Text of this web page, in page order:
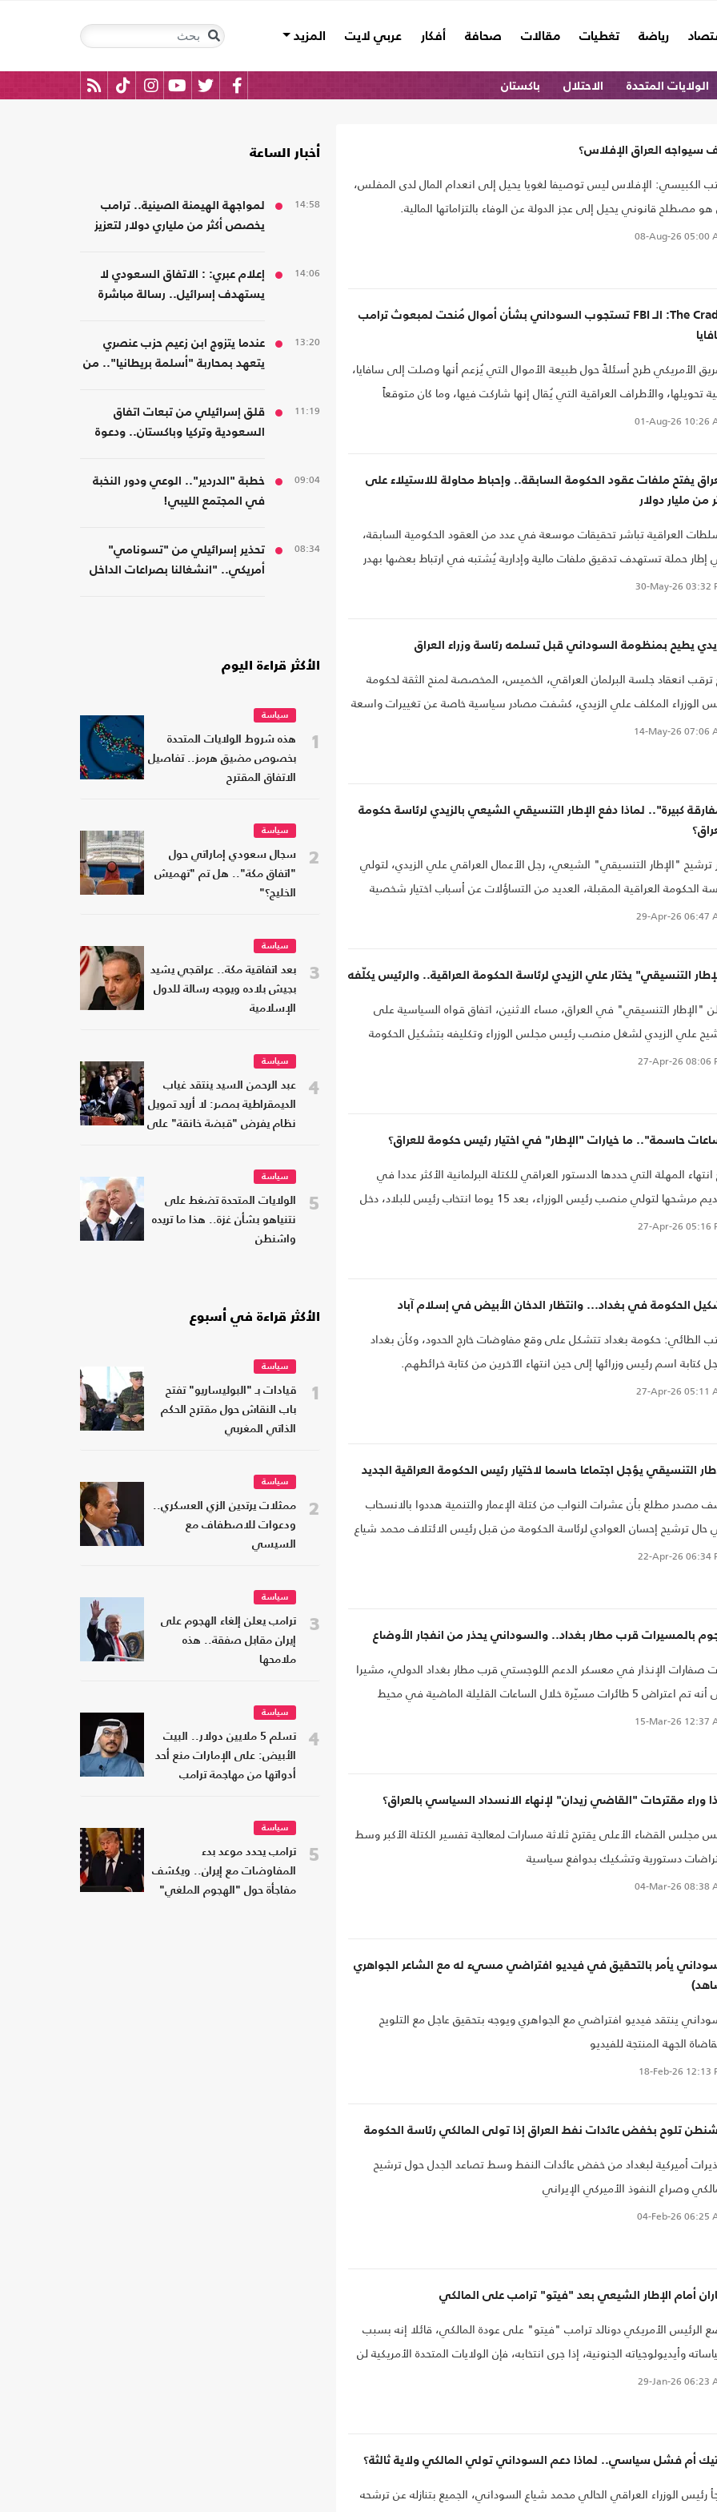
رياضة تغطيات مقالات صحافة أفكار عربي لايت المزيد
الولايات المتحدة الاحتلال باكستان
سيواجه العراق الإفلاس؟
يكتب الكبيسي: الإفلاس ليس توصيفا لغويا يحيل إلى انعدام المال لدى المفلس،
مصطلح قانوني يحيل إلى عجز الدولة عن الوفاء بالتزاماتها المالية.
08-Aug-26 05:00
The Cradle: الـ FBI تستجوب السوداني بشأن أموال مُنحت لمبعوث ترامب
الأمريكي طرح أسئلةً حول طبيعة الأموال التي يُزعم أنها وصلت إلى سافايا،
تحويلها، والأطراف العراقية التي يُقال إنها شاركت فيها، وما كان متوقعاً
عليه مقابل ذلك.
01-Aug-26 10:26
يفتح ملفات عقود الحكومة السابقة.. وإحباط محاولة للاستيلاء على
من مليار دولار
العراقية تباشر تحقيقات موسعة في عدد من العقود الحكومية السابقة،
إطار حملة تستهدف تدقيق ملفات مالية وإدارية يُشتبه في ارتباط بعضها بهدر
العام.30-May-26 03:32
يطيح بمنظومة السوداني قبل تسلمه رئاسة وزراء العراق
انعقاد جلسة البرلمان العراقي، الخميس، المخصصة لمنح الثقة لحكومة
الوزراء المكلف علي الزيدي، كشفت مصادر سياسية خاصة عن تغييرات واسعة
الأخير حتى قبل جلوسه على كرسي الموقع التنفيذي الأول بالعراق.
14-May-26 07:06
كبيرة".. لماذا دفع الإطار التنسيقي الشيعي بالزيدي لرئاسة حكومة
ترشيح "الإطار التنسيقي" الشيعي، رجل الأعمال العراقي علي الزيدي، لتولي
الحكومة العراقية المقبلة، العديد من التساؤلات عن أسباب اختيار شخصية
لها خبرة بالعمل السياسي في ظل ظروف سياسية وعسكرية بالغة الحساسية
29-Apr-26 06:47
التنسيقي" يختار علي الزيدي لرئاسة الحكومة العراقية.. والرئيس يكلّفه
"الإطار التنسيقي" في العراق، مساء الاثنين، اتفاق قواه السياسية على
علي الزيدي لشغل منصب رئيس مجلس الوزراء وتكليفه بتشكيل الحكومة
27-Apr-26 08:06
حاسمة".. ما خيارات "الإطار" في اختيار رئيس حكومة للعراق؟
المهلة التي حددها الدستور العراقي للكتلة البرلمانية الأكثر عددا في
تقديم مرشحها لتولي منصب رئيس الوزراء، بعد 15 يوما انتخاب رئيس للبلاد، دخل
في فراغ دستوري.
27-Apr-26 05:16
الحكومة في بغداد… وانتظار الدخان الأبيض في إسلام آباد
الطائي: حكومة بغداد تتشكل على وقع مفاوضات خارج الحدود، وكأن بغداد
كتابة اسم رئيس وزرائها إلى حين انتهاء الآخرين من كتابة خرائطهم.
27-Apr-26 05:11
التنسيقي يؤجل اجتماعا حاسما لاختيار رئيس الحكومة العراقية الجديد
مصدر مطلع بأن عشرات النواب من كتلة الإعمار والتنمية هددوا بالانسحاب
حال ترشيح إحسان العوادي لرئاسة الحكومة من قبل رئيس الائتلاف محمد شياع
22-Apr-26 06:34
بالمسيرات قرب مطار بغداد.. والسوداني يحذر من انفجار الأوضاع
صفارات الإنذار في معسكر الدعم اللوجستي قرب مطار بغداد الدولي، مشيرا
إلى أنه تم اعتراض 5 طائرات مسيّرة خلال الساعات القليلة الماضية في محيط
ذاته.15-Mar-26 12:37
وراء مقترحات "القاضي زيدان" لإنهاء الانسداد السياسي بالعراق؟
مجلس القضاء الأعلى يقترح ثلاثة مسارات لمعالجة تفسير الكتلة الأكبر وسط
دستورية وتشكيك بدوافع سياسية
04-Mar-26 08:38
يأمر بالتحقيق في فيديو افتراضي مسيء له مع الشاعر الجواهري
ينتقد فيديو افتراضي مع الجواهري ويوجه بتحقيق عاجل مع التلويح
الجهة المنتجة للفيديو
18-Feb-26 12:13
تلوح بخفض عائدات نفط العراق إذا تولى المالكي رئاسة الحكومة
أميركية لبغداد من خفض عائدات النفط وسط تصاعد الجدل حول ترشيح
وصراع النفوذ الأميركي الإيراني
04-Feb-26 06:25
أمام الإطار الشيعي بعد "فيتو" ترامب على المالكي
الرئيس الأمريكي دونالد ترامب "فيتو" على عودة المالكي، قائلا إنه بسبب
وأيديولوجياته الجنونية، إذا جرى انتخابه، فإن الولايات المتحدة الأمريكية لن
لمساعدة العراق، وإذا لم نكن هناك لتقديم المساعدة، فلن تكون أمام العراق
29-Jan-26 06:23
أم فشل سياسي.. لماذا دعم السوداني تولي المالكي ولاية ثالثة؟
رئيس الوزراء العراقي الحالي محمد شياع السوداني، الجميع بتنازله عن ترشحه
أخبار الساعة
14:58
لمواجهة الهيمنة الصينية.. ترامب
يخصص أكثر من ملياري دولار لتعزيز
14:06
إعلام عبري: : الاتفاق السعودي لا
يستهدف إسرائيل.. رسالة مباشرة
13:20
عندما يتزوج ابن زعيم حزب عنصري
يتعهد بمحاربة "أسلمة بريطانيا".. من
11:19
قلق إسرائيلي من تبعات اتفاق
السعودية وتركيا وباكستان.. ودعوة
09:04
خطبة "الدردير".. الوعي ودور النخبة
في المجتمع الليبي!
08:34
تحذير إسرائيلي من "تسونامي"
أمريكي.. "انشغالنا بصراعات الداخل
الأكثر قراءة اليوم
1
سياسة
هذه شروط الولايات المتحدة
بخصوص مضيق هرمز.. تفاصيل
الاتفاق المقترح
2
سياسة
سجال سعودي إماراتي حول
"اتفاق مكة".. هل تم "تهميش
الخليج؟"
3
سياسة
بعد اتفاقية مكة.. عراقجي يشيد
بجيش بلاده ويوجه رسالة للدول
الإسلامية
4
سياسة
عبد الرحمن السيد ينتقد غياب
الديمقراطية بمصر: لا أريد تمويل
نظام يفرض "قبضة خانقة" على
5
سياسة
الولايات المتحدة تضغط على
نتنياهو بشأن غزة.. هذا ما تريده
واشنطن
الأكثر قراءة في أسبوع
1
سياسة
قيادات بـ "البوليساريو" تفتح
باب النقاش حول مقترح الحكم
الذاتي المغربي
2
سياسة
ممثلات يرتدين الزي العسكري..
ودعوات للاصطفاف مع
السيسي
3
سياسة
ترامب يعلن إلغاء الهجوم على
إيران مقابل صفقة.. هذه
ملامحها
4
سياسة
تسلم 5 ملايين دولار.. البيت
الأبيض: على الإمارات منع أحد
أدواتها من مهاجمة ترامب
5
سياسة
ترامب يحدد موعد بدء
المفاوضات مع إيران.. ويكشف
مفاجأة حول "الهجوم الملغي"